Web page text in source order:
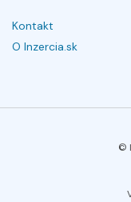
Kontakt
O Inzercia.sk
©